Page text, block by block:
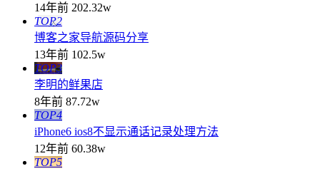
14年前 202.32w
TOP2
博客之家导航源码分享
13年前 102.5w
TOP3
李明的鲜果店
8年前 87.72w
TOP4
iPhone6 ios8不显示通话记录处理方法
12年前 60.38w
TOP5